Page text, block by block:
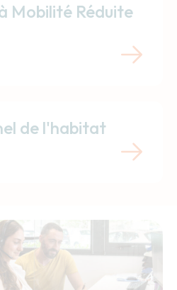
Mobilité Réduite
de l'habitat